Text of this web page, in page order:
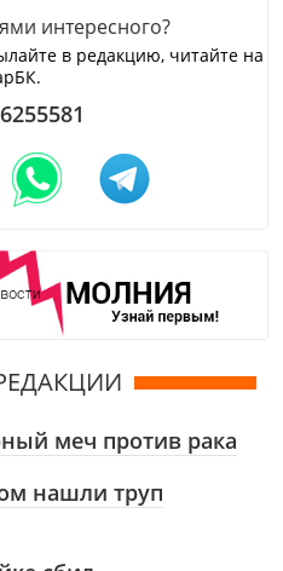
интересного?
в редакцию, читайте на
меч против рака
нашли труп